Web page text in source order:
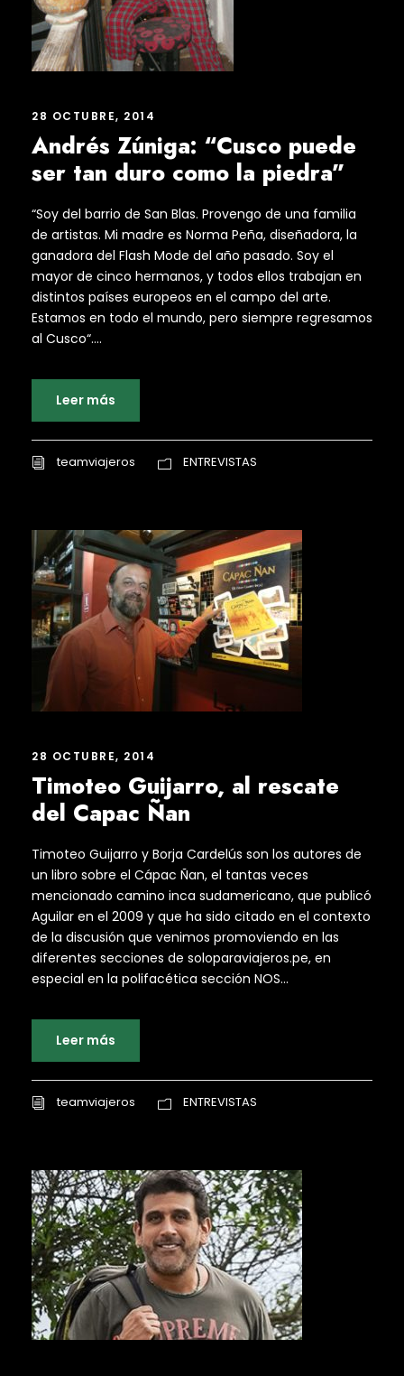
28 OCTUBRE, 2014
Andrés Zúniga: “Cusco puede
ser tan duro como la piedra”
“Soy del barrio de San Blas. Provengo de una familia
de artistas. Mi madre es Norma Peña, diseñadora, la
ganadora del Flash Mode del año pasado. Soy el
mayor de cinco hermanos, y todos ellos trabajan en
distintos países europeos en el campo del arte.
Estamos en todo el mundo, pero siempre regresamos
al Cusco“....
Leer más
teamviajeros ENTREVISTAS
28 OCTUBRE, 2014
Timoteo Guijarro, al rescate
del Capac Ñan
Timoteo Guijarro y Borja Cardelús son los autores de
un libro sobre el Cápac Ñan, el tantas veces
mencionado camino inca sudamericano, que publicó
Aguilar en el 2009 y que ha sido citado en el contexto
de la discusión que venimos promoviendo en las
diferentes secciones de soloparaviajeros.pe, en
especial en la polifacética sección NOS...
Leer más
teamviajeros ENTREVISTAS